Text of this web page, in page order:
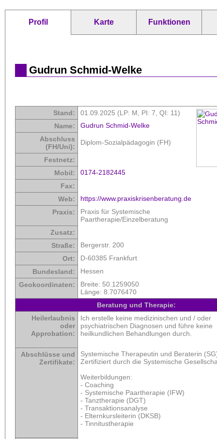
Profil Karte Funktionen
Gudrun Schmid-Welke
Stand: 01.09.2025 (LP: M, PI: 7 QI: 11)
Name:
Gudrun Schmid-Welke
Abschluss
(FH/Uni):
Diplom-Sozialpädagogin (FH)
Festnetz:
Mobil:
0174-2182445
Fax:
Web:
https://www.praxiskrisenberatung.de
Praxis:
Praxis für Systemische
Paartherapie/Einzelberatung
Zusatz:
Straße:
Bergerstr. 200
Ort:
D-60385 Frankfurt
Bundesland:
Hessen
Geokoordinaten:
Breite: 50.1259050
Länge: 8.7076470
Beratung und Therapie:
Heilerlaubnis
oder
Approbation:
Ich erstelle keine medizinischen und / oder
psychiatrischen Diagnosen und führe keine
heilkundlichen Behandlungen durch.
Abschlüsse und
Zertifikate:
Systemische Therapeutin und Beraterin
Zertifiziert durch die Systemische
Weiterbildungen:
- Coaching
- Systemische Paartherapie (IFW)
- Tanztherapie (DGT)
- Transaktionsanalyse
- Elternkursleiterin (DKSB)
- Tinnitustherapie